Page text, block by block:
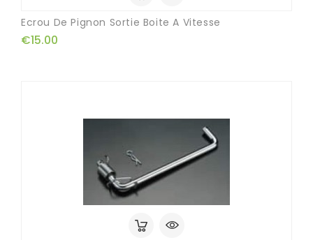
Ecrou De Pignon Sortie Boite A Vitesse
€15.00